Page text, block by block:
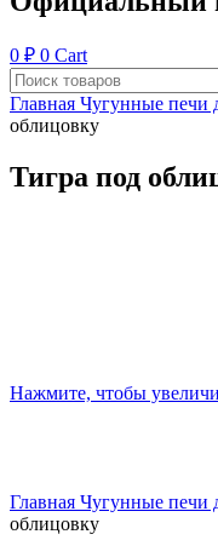
0 ₽ 0 Cart
Главная Чугунные печи
облицовку
Тигра под
Нажмите, чтобы
Главная Чугунные печи
облицовку